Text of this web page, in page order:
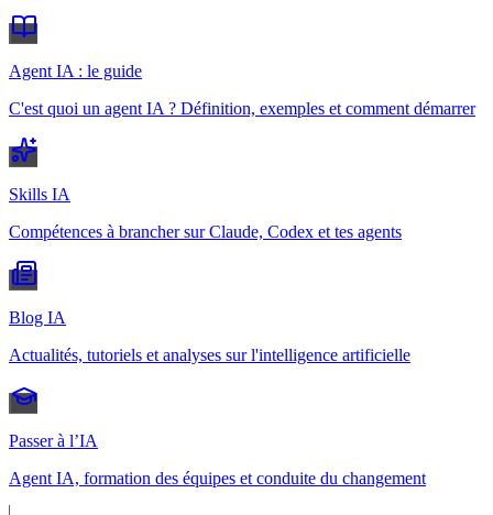
Agent IA : le guide
C'est quoi un agent IA ? Définition, exemples et comment démarrer
Skills IA
Compétences à brancher sur Claude, Codex et tes agents
Blog IA
Actualités, tutoriels et analyses sur l'intelligence artificielle
Passer à l’IA
Agent IA, formation des équipes et conduite du changement